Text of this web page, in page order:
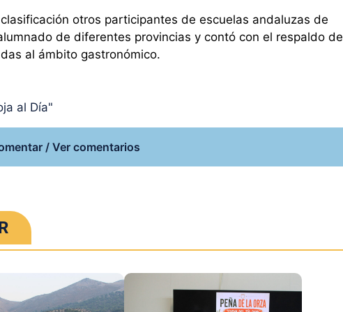
otros participantes de escuelas andaluzas de
de diferentes provincias y contó con el respaldo de
al ámbito gastronómico.
al Día"
/ Ver comentarios